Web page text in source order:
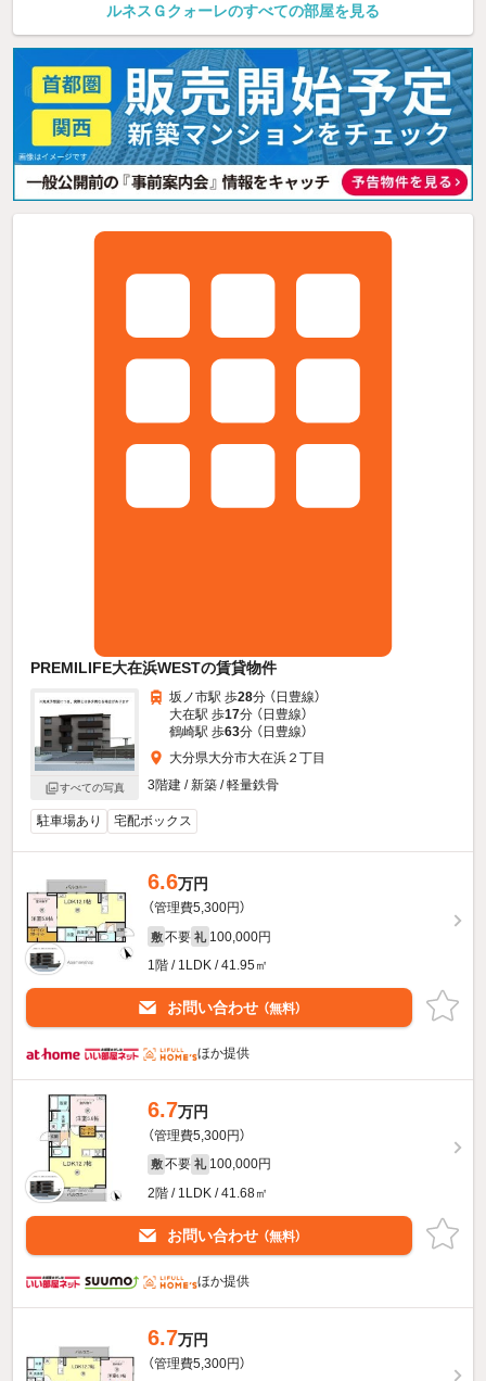
ルネスＧクォーレのすべての部屋を見る
PREMILIFE大在浜WESTの賃貸物件
すべての写真
坂ノ市駅 歩28分 （日豊線）
大在駅 歩17分 （日豊線）
鶴崎駅 歩63分 （日豊線）
大分県大分市大在浜２丁目
3階建 / 新築 / 軽量鉄骨
駐車場あり 宅配ボックス
6.6万円
（管理費5,300円）
敷 不要 礼 100,000円
1階 / 1LDK / 41.95㎡
お問い合わせ （無料）
ほか提供
6.7万円
（管理費5,300円）
敷 不要 礼 100,000円
2階 / 1LDK / 41.68㎡
お問い合わせ （無料）
ほか提供
6.7万円
（管理費5,300円）